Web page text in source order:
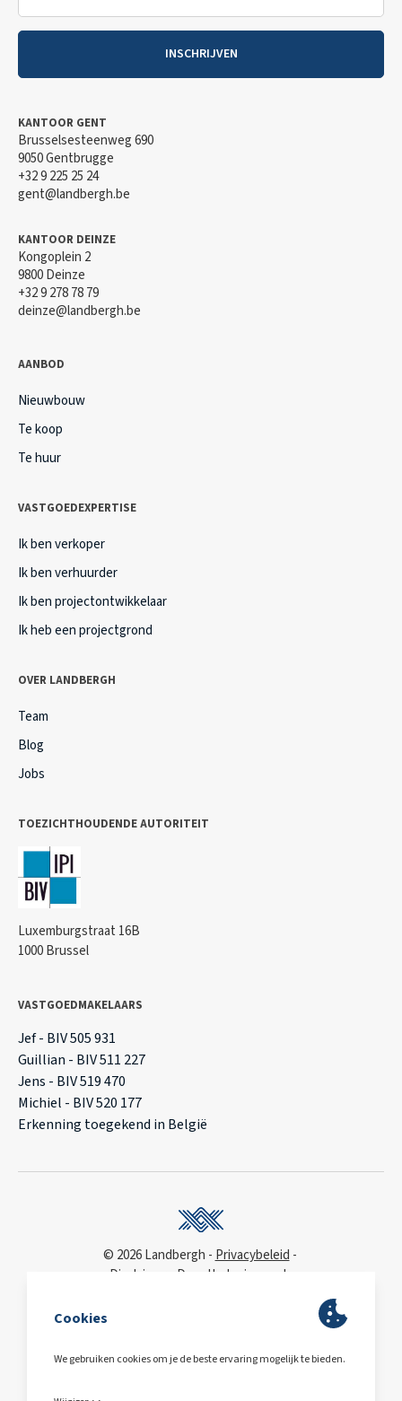
INSCHRIJVEN
KANTOOR GENT
Brusselsesteenweg 690
9050 Gentbrugge
+32 9 225 25 24
gent@landbergh.be
KANTOOR DEINZE
Kongoplein 2
9800 Deinze
+32 9 278 78 79
deinze@landbergh.be
AANBOD
Nieuwbouw
Te koop
Te huur
VASTGOEDEXPERTISE
Ik ben verkoper
Ik ben verhuurder
Ik ben projectontwikkelaar
Ik heb een projectgrond
OVER LANDBERGH
Team
Blog
Jobs
TOEZICHTHOUDENDE AUTORITEIT
Luxemburgstraat 16B
1000 Brussel
VASTGOEDMAKELAARS
Jef - BIV 505 931
Guillian - BIV 511 227
Jens - BIV 519 470
Michiel - BIV 520 177
Erkenning toegekend in België
© 2026 Landbergh
Privacybeleid
Disclaimer
Deonthologie van de
toegankelijkheidsverklaring
BE0563.607.810